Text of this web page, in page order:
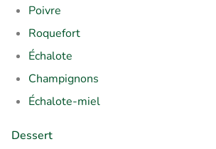
Poivre
Roquefort
Échalote
Champignons
Échalote-miel
Dessert